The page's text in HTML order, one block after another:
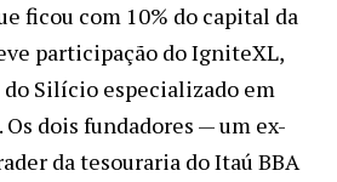
ficou com 10% do capital da
participação do IgniteXL,
do Silício especializado em
Os dois fundadores — um ex-
da tesouraria do Itaú BBA